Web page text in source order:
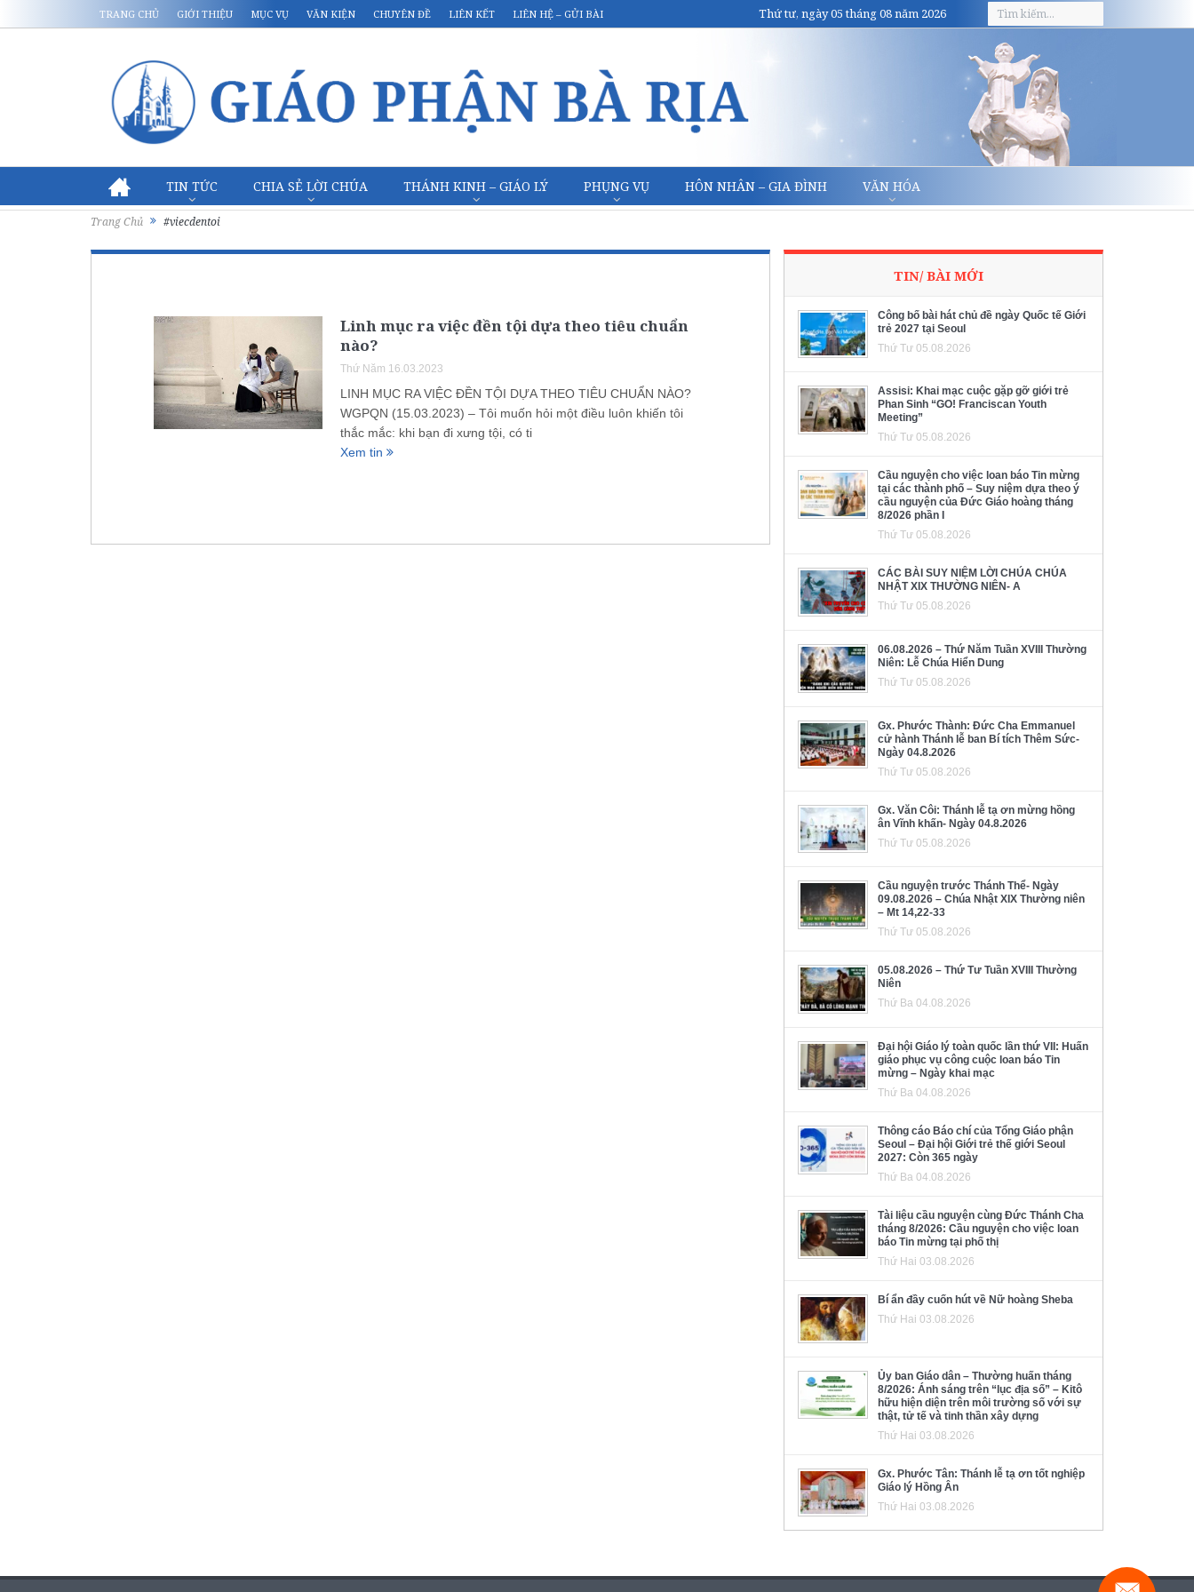
TRANG CHỦ GIỚI THIỆU MỤC VỤ VĂN KIỆN CHUYÊN ĐỀ LIÊN KẾT LIÊN HỆ – GỬI BÀI Thứ tư, ngày 05 tháng 08 năm 2026
TIN TỨC CHIA SẺ LỜI CHÚA THÁNH KINH – GIÁO LÝ PHỤNG VỤ HÔN NHÂN – GIA ĐÌNH VĂN HÓA
Trang Chủ #viecdentoi
Linh mục ra việc đền tội dựa theo tiêu chuẩn
nào?
Thứ Năm 16.03.2023
LINH MỤC RA VIỆC ĐỀN TỘI DỰA THEO TIÊU CHUẨN NÀO?
WGPQN (15.03.2023) – Tôi muốn hỏi một điều luôn khiến tôi
thắc mắc: khi bạn đi xưng tội, có ti
Xem tin
TIN/ BÀI MỚI
Công bố bài hát chủ đề ngày Quốc tế Giới
trẻ 2027 tại Seoul
Thứ Tư 05.08.2026
Assisi: Khai mạc cuộc gặp gỡ giới trẻ
Phan Sinh “GO! Franciscan Youth
Meeting”
Thứ Tư 05.08.2026
Cầu nguyện cho việc loan báo Tin mừng
tại các thành phố – Suy niệm dựa theo ý
cầu nguyện của Đức Giáo hoàng tháng
8/2026 phần I
Thứ Tư 05.08.2026
CÁC BÀI SUY NIỆM LỜI CHÚA CHÚA
NHẬT XIX THƯỜNG NIÊN- A
Thứ Tư 05.08.2026
06.08.2026 – Thứ Năm Tuần XVIII Thường
Niên: Lễ Chúa Hiển Dung
Thứ Tư 05.08.2026
Gx. Phước Thành: Đức Cha Emmanuel
cử hành Thánh lễ ban Bí tích Thêm Sức-
Ngày 04.8.2026
Thứ Tư 05.08.2026
Gx. Văn Côi: Thánh lễ tạ ơn mừng hồng
ân Vĩnh khấn- Ngày 04.8.2026
Thứ Tư 05.08.2026
Cầu nguyện trước Thánh Thể- Ngày
09.08.2026 – Chúa Nhật XIX Thường niên
– Mt 14,22-33
Thứ Tư 05.08.2026
05.08.2026 – Thứ Tư Tuần XVIII Thường
Niên
Thứ Ba 04.08.2026
Đại hội Giáo lý toàn quốc lần thứ VII: Huấn
giáo phục vụ công cuộc loan báo Tin
mừng – Ngày khai mạc
Thứ Ba 04.08.2026
Thông cáo Báo chí của Tổng Giáo phận
Seoul – Đại hội Giới trẻ thế giới Seoul
2027: Còn 365 ngày
Thứ Ba 04.08.2026
Tài liệu cầu nguyện cùng Đức Thánh Cha
tháng 8/2026: Cầu nguyện cho việc loan
báo Tin mừng tại phố thị
Thứ Hai 03.08.2026
Bí ẩn đầy cuốn hút về Nữ hoàng Sheba
Thứ Hai 03.08.2026
Ủy ban Giáo dân – Thường huấn tháng
8/2026: Ánh sáng trên “lục địa số” – Kitô
hữu hiện diện trên môi trường số với sự
thật, tử tế và tinh thần xây dựng
Thứ Hai 03.08.2026
Gx. Phước Tân: Thánh lễ tạ ơn tốt nghiệp
Giáo lý Hồng Ân
Thứ Hai 03.08.2026